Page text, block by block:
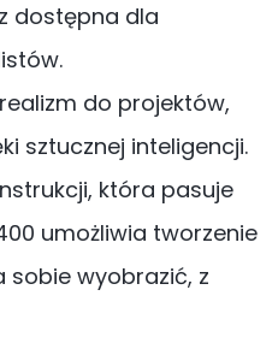
dostępna dla
do projektów,
sztucznej inteligencji.
która pasuje
umożliwia tworzenie
sobie wyobrazić, z